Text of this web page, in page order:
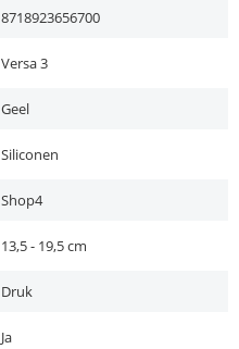
8718923656700
Versa 3
Geel
Siliconen
Shop4
13,5 - 19,5 cm
Druk
Ja